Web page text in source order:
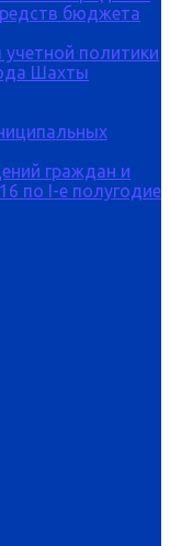
бюджета
политики
Шахты
граждан и
по I-е полугодие